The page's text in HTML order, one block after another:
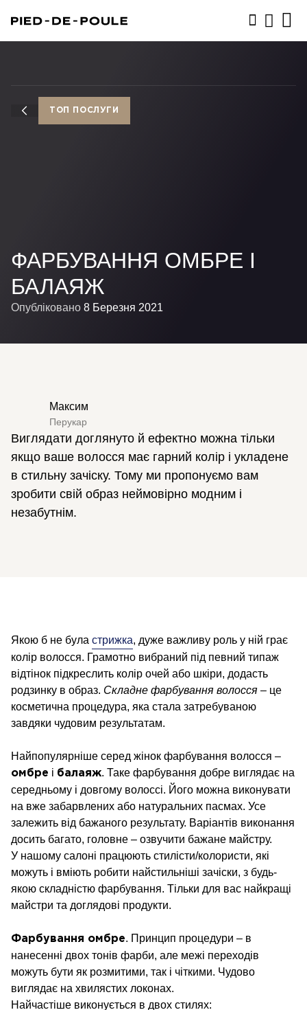
ТОП ПОСЛУГИ
ФАРБУВАННЯ ОМБРЕ І
БАЛАЯЖ
Опубліковано 8 Березня 2021
Максим
Перукар
Виглядати доглянуто й ефектно можна тільки
якщо ваше волосся має гарний колір і укладене
в стильну зачіску. Тому ми пропонуємо вам
зробити свій образ неймовірно модним і
незабутнім.
Якою б не була стрижка, дуже важливу роль у ній грає
колір волосся. Грамотно вибраний під певний типаж
відтінок підкреслить колір очей або шкіри, додасть
родзинку в образ. Складне фарбування волосся – це
косметична процедура, яка стала затребуваною
завдяки чудовим результатам.
Найпопулярніше серед жінок фарбування волосся –
омбре і балаяж. Таке фарбування добре виглядає на
середньому і довгому волоссі. Його можна виконувати
на вже забарвлених або натуральних пасмах. Усе
залежить від бажаного результату. Варіантів виконання
досить багато, головне – озвучити бажане майстру.
У нашому салоні працюють стилісти/колористи, які
можуть і вміють робити найстильніші зачіски, з будь-
якою складністю фарбування. Тільки для вас найкращі
майстри та доглядові продукти.
Фарбування омбре. Принцип процедури – в
нанесенні двох тонів фарби, але межі переходів
можуть бути як розмитими, так і чіткими. Чудово
виглядає на хвилястих локонах.
Найчастіше виконується в двох стилях: